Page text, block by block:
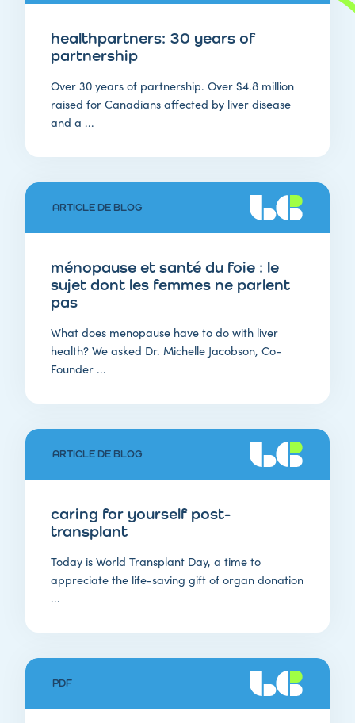
healthpartners: 30 years of
partnership
Over 30 years of partnership. Over $4.8 million
raised for Canadians affected by liver disease
and a ...
ARTICLE DE BLOG
ménopause et santé du foie : le
sujet dont les femmes ne parlent
pas
What does menopause have to do with liver
health? We asked Dr. Michelle Jacobson, Co-
Founder ...
ARTICLE DE BLOG
caring for yourself post-
transplant
Today is World Transplant Day, a time to
appreciate the life-saving gift of organ donation
...
PDF